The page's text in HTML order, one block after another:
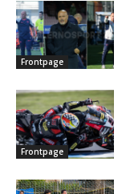
Frontpage
Frontpage